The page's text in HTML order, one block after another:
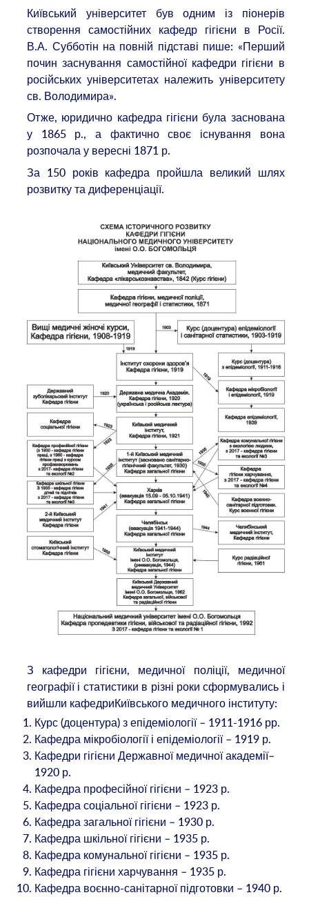
Київський університет був одним із піонерів
створення самостійних кафедр гігієни в Росії.
В.А. Субботін на повній підставі пише: «Перший
почин заснування самостійної кафедри гігієни в
російських університетах належить університету
св. Володимира».
Отже, юридично кафедра гігієни була заснована
у 1865 р., а фактично своє існування вона
розпочала у вересні 1871 р.
За 150 років кафедра пройшла великий шлях
розвитку та диференціації.
З кафедри гігієни, медичної поліції, медичної
географії і статистики в різні роки сформувались і
вийшли кафедриКиївського медичного інституту:
Курс (доцентура) з епідеміології – 1911-1916 рр.
Кафедра мікробіології і епідеміології – 1919 р.
Кафедри гігієни Державної медичної академії–
1920 р.
Кафедра професійної гігієни – 1923 р.
Кафедра соціальної гігієни – 1923 р.
Кафедра загальної гігієни – 1930 р.
Кафедра шкільної гігієни – 1935 р.
Кафедра комунальної гігієни – 1935 р.
Кафедра гігієни харчування – 1935 р.
Кафедра воєнно-санітарної підготовки – 1940 р.